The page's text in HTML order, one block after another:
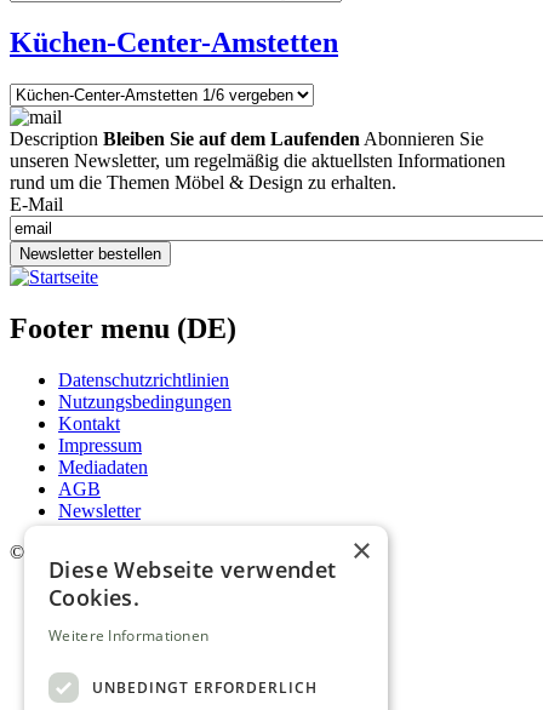
Küchen-Center-Amstetten
Description Bleiben Sie auf dem Laufenden Abonnieren Sie
unseren Newsletter, um regelmäßig die aktuellsten Informationen
rund um die Themen Möbel & Design zu erhalten.
E-Mail
Newsletter bestellen
Footer menu (DE)
Datenschutzrichtlinien
Nutzungsbedingungen
Kontakt
Impressum
Mediadaten
AGB
Newsletter
©
×
Diese Webseite verwendet
Cookies.
Weitere Informationen
UNBEDINGT ERFORDERLICH